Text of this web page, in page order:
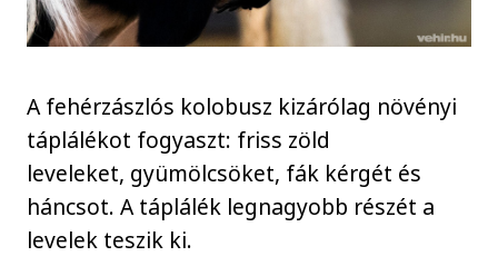
A fehérzászlós kolobusz kizárólag növényi
táplálékot fogyaszt: friss zöld
leveleket, gyümölcsöket, fák kérgét és
háncsot. A táplálék legnagyobb részét a
levelek teszik ki.